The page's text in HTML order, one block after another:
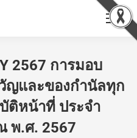
2567 การมอบ
ญและของกำนัลทุก
ติหน้าที่ ประจำ
พ.ศ. 2567